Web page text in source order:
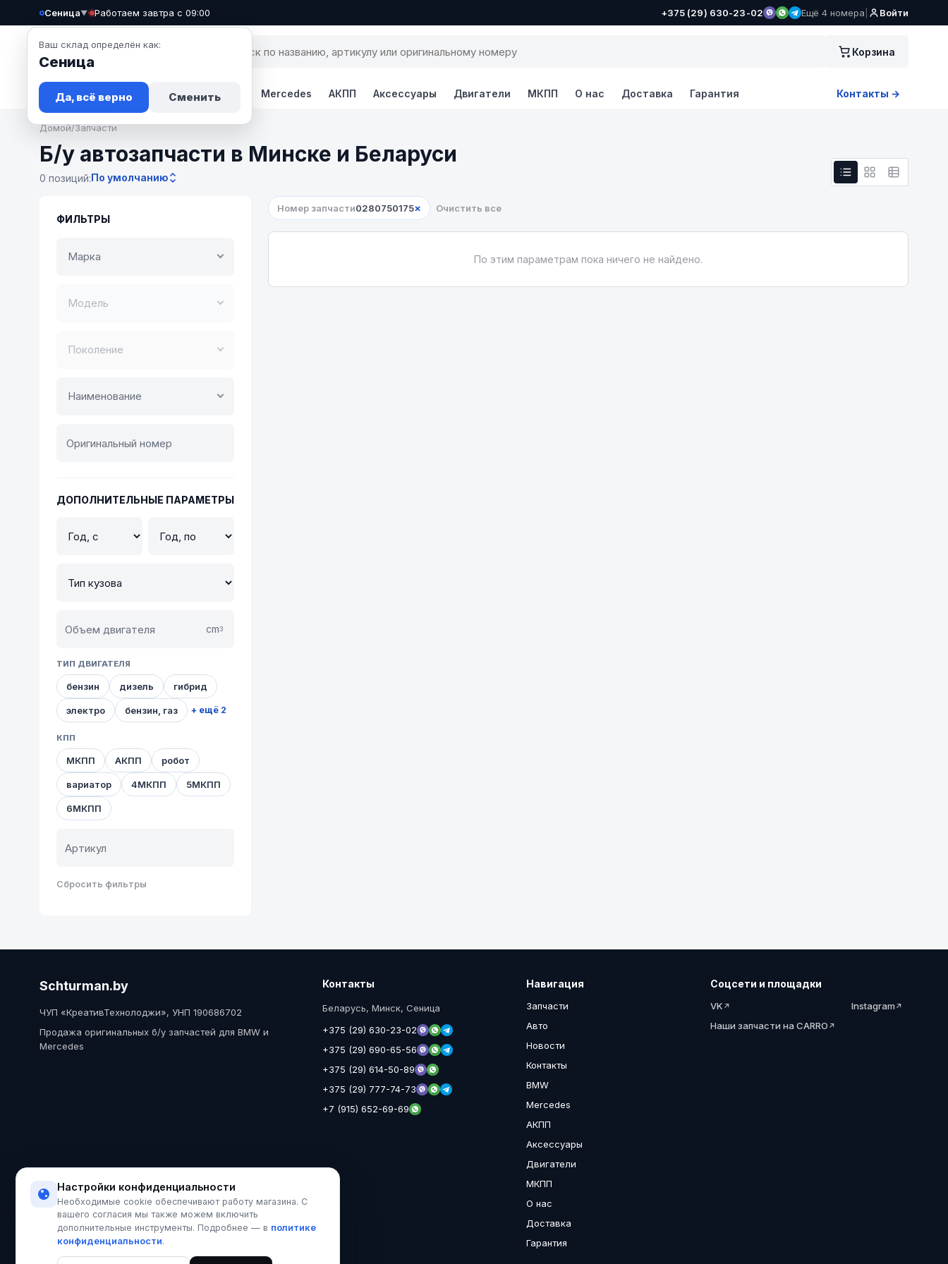
Сеница▼
Ваш склад определён как:
Сеница
Да, всё верно Сменить
· Работаем завтра с 09:00 +375 (29) 630-23-02 Ещё 4 номера Войти
Корзина
Запчасти Авто Новости Mercedes АКПП Аксессуары Двигатели МКПП О нас Доставка Гарантия Контакты →
Домой/Запчасти
Б/у автозапчасти в Минске и Беларуси
0 позиций:По умолчанию
ФИЛЬТРЫ
Марка
Модель
Поколение
Наименование
ДОПОЛНИТЕЛЬНЫЕ ПАРАМЕТРЫ
cm3
ТИП ДВИГАТЕЛЯ
бензин дизель гибрид
электро бензин, газ + ещё 2
КПП
МКПП АКПП робот
вариатор 4МКПП 5МКПП
6МКПП
Сбросить фильтры
Номер запчасти0280750175× Очистить все
По этим параметрам пока ничего не найдено.
Schturman.by
ЧУП «КреативТехнолоджи», УНП 190686702
Продажа оригинальных б/у запчастей для BMW и
Mercedes
Контакты
Беларусь, Минск, Сеница
+375 (29) 630-23-02
+375 (29) 690-65-56
+375 (29) 614-50-89
+375 (29) 777-74-73
+7 (915) 652-69-69
Навигация
Запчасти
Авто
Новости
Контакты
BMW
Mercedes
АКПП
Аксессуары
Двигатели
МКПП
О нас
Доставка
Гарантия
Соцсети и площадки
VK
Instagram
Наши запчасти на CARRO
Настройки конфиденциальности
Необходимые cookie обеспечивают работу магазина. С
вашего согласия мы также можем включить
дополнительные инструменты. Подробнее — в политике
конфиденциальности.